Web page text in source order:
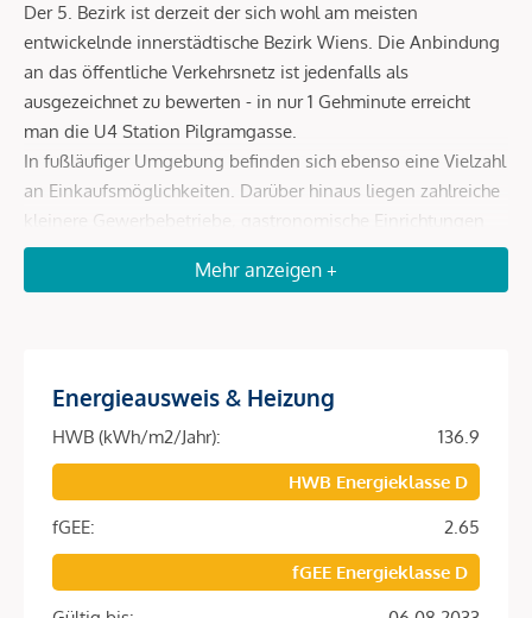
Der 5. Bezirk ist derzeit der sich wohl am meisten
entwickelnde innerstädtische Bezirk Wiens. Die Anbindung
an das öffentliche Verkehrsnetz ist jedenfalls als
ausgezeichnet zu bewerten - in nur 1 Gehminute erreicht
man die U4 Station Pilgramgasse.
In fußläufiger Umgebung befinden sich ebenso eine Vielzahl
an Einkaufsmöglichkeiten. Darüber hinaus liegen zahlreiche
kleinere Gewerbebetriebe, gastronomische Einrichtungen
wie das Schlossquadrat und Naschmarkt, Schulen,
Kindergärten und diverse Arztpraxen in diesem beliebten
Institutionen wie das Filmcasino, die Theater „Scala“ und
„Spektakel“. Die Erholungsmöglichkeiten sind auch durch
die neu errichteten und großflächig begrünten
Wientalterrassen bestens gegeben. Für das körperliche
Wohlbefinden sorgt das Fitness-Center „John Harris“,
Mehr anzeigen +
Energieausweis & Heizung
HWB (kWh/m2/Jahr):
136.9
HWB Energieklasse D
fGEE:
2.65
fGEE Energieklasse D